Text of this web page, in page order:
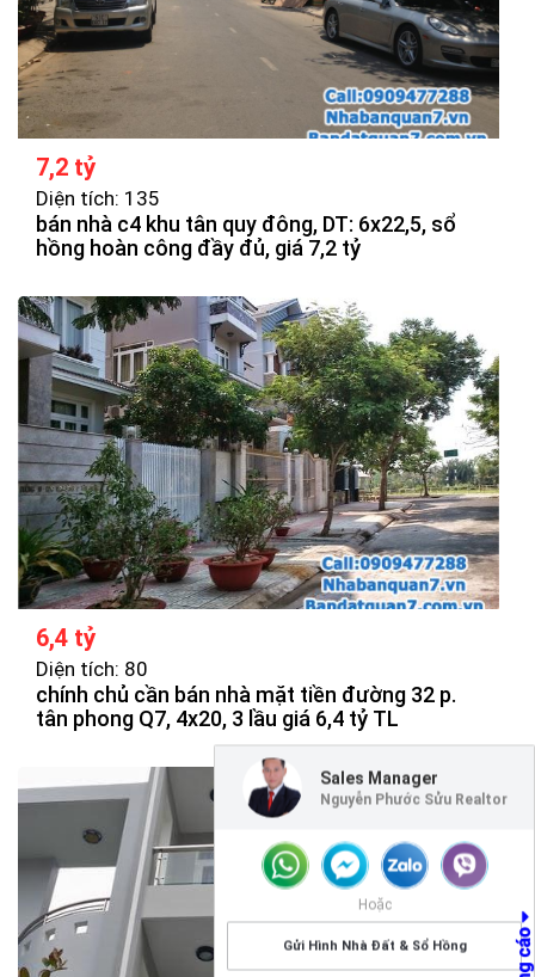
Sales Manager
Nguyễn Phước Sửu Realtor
Hoặc
Gửi Hình Nhà Đất & Sổ Hồng
7,2 tỷ
Diện tích: 135
bán nhà c4 khu tân quy đông, DT: 6x22,5, sổ
hồng hoàn công đầy đủ, giá 7,2 tỷ
6,4 tỷ
Diện tích: 80
chính chủ cần bán nhà mặt tiền đường 32 p.
tân phong Q7, 4x20, 3 lầu giá 6,4 tỷ TL